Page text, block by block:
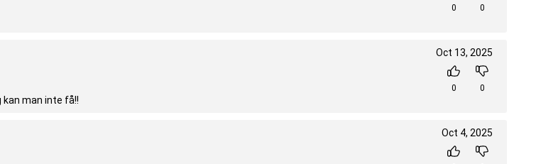
0 0
kan man inte få!!
Oct 13, 2025
0 0
Oct 4, 2025